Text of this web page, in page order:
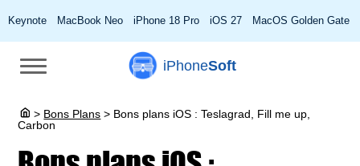
Keynote MacBook Neo iPhone 18 Pro iOS 27 MacOS Golden Gate
iPhoneSoft
> Bons Plans > Bons plans iOS : Teslagrad, Fill me up,
Carbon